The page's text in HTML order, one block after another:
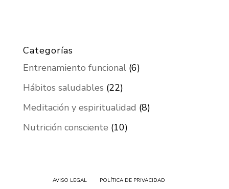
Categorías
Entrenamiento funcional(6)
Hábitos saludables (22)
Meditación y espiritualidad (8)
Nutrición consciente (10)
AVISO LEGAL POLÍTICA DE PRIVACIDAD